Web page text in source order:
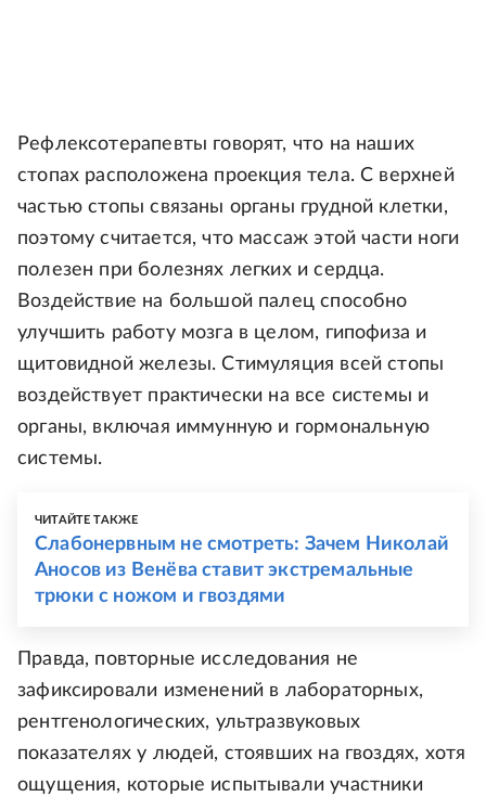
Рефлексотерапевты говорят, что на наших
стопах расположена проекция тела. С верхней
частью стопы связаны органы грудной клетки,
поэтому считается, что массаж этой части ноги
полезен при болезнях легких и сердца.
Воздействие на большой палец способно
улучшить работу мозга в целом, гипофиза и
щитовидной железы. Стимуляция всей стопы
воздействует практически на все системы и
органы, включая иммунную и гормональную
системы.
ЧИТАЙТЕ ТАКЖЕ
Слабонервным не смотреть: Зачем Николай
Аносов из Венёва ставит экстремальные
трюки с ножом и гвоздями
Правда, повторные исследования не
зафиксировали изменений в лабораторных,
рентгенологических, ультразвуковых
показателях у людей, стоявших на гвоздях, хотя
ощущения, которые испытывали участники